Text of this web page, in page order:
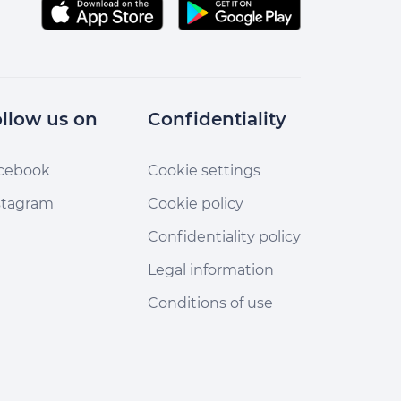
us on Confidentiality
Cookie settings
Cookie policy
Confidentiality policy
Legal information
Conditions of use